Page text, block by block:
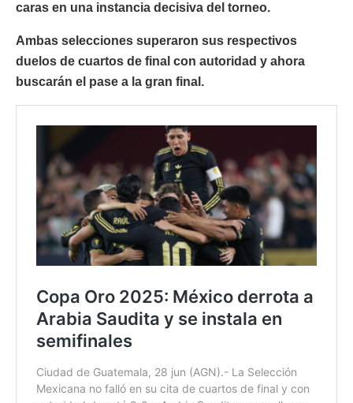
caras en una instancia decisiva del torneo.
Ambas selecciones superaron sus respectivos
duelos de cuartos de final con autoridad y ahora
buscarán el pase a la gran final.